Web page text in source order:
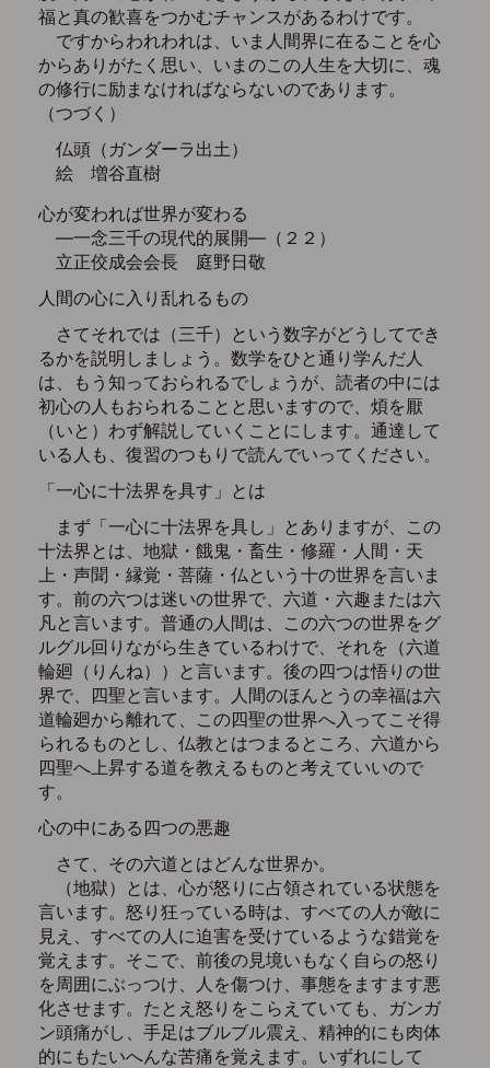
福と真の歓喜をつかむチャンスがあるわけです。
ですからわれわれは、いま人間界に在ることを心
からありがたく思い、いまのこの人生を大切に、魂
の修行に励まなければならないのであります。
（つづく）
仏頭（ガンダーラ出土）
絵 増谷直樹
心が変われば世界が変わる
―一念三千の現代的展開―（２２）
立正佼成会会長 庭野日敬
人間の心に入り乱れるもの
さてそれでは（三千）という数字がどうしてでき
るかを説明しましょう。数学をひと通り学んだ人
は、もう知っておられるでしょうが、読者の中には
初心の人もおられることと思いますので、煩を厭
（いと）わず解説していくことにします。通達して
いる人も、復習のつもりで読んでいってください。
「一心に十法界を具す」とは
まず「一心に十法界を具し」とありますが、この
十法界とは、地獄・餓鬼・畜生・修羅・人間・天
上・声聞・縁覚・菩薩・仏という十の世界を言いま
す。前の六つは迷いの世界で、六道・六趣または六
凡と言います。普通の人間は、この六つの世界をグ
ルグル回りながら生きているわけで、それを（六道
輪廻（りんね））と言います。後の四つは悟りの世
界で、四聖と言います。人間のほんとうの幸福は六
道輪廻から離れて、この四聖の世界へ入ってこそ得
られるものとし、仏教とはつまるところ、六道から
四聖へ上昇する道を教えるものと考えていいので
す。
心の中にある四つの悪趣
さて、その六道とはどんな世界か。
（地獄）とは、心が怒りに占領されている状態を
言います。怒り狂っている時は、すべての人が敵に
見え、すべての人に迫害を受けているような錯覚を
覚えます。そこで、前後の見境いもなく自らの怒り
を周囲にぶっつけ、人を傷つけ、事態をますます悪
化させます。たとえ怒りをこらえていても、ガンガ
ン頭痛がし、手足はブルブル震え、精神的にも肉体
的にもたいへんな苦痛を覚えます。いずれにして